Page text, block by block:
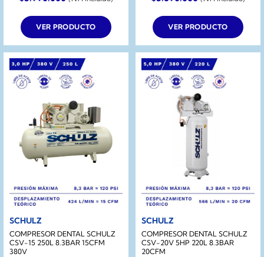
VER PRODUCTO VER PRODUCTO
SCHULZ
COMPRESOR DENTAL SCHULZ
CSV-15 250L 8.3BAR 15CFM
380V
SCHULZ
COMPRESOR DENTAL SCHULZ
CSV-20V 5HP 220L 8.3BAR
20CFM